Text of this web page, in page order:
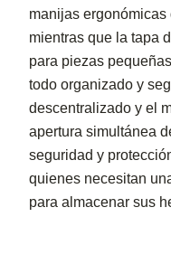
manijas
mientras que la tapa
para piezas
todo organizado y
descentralizado y el
apertura simultánea
seguridad y
quienes necesitan
para almacenar sus